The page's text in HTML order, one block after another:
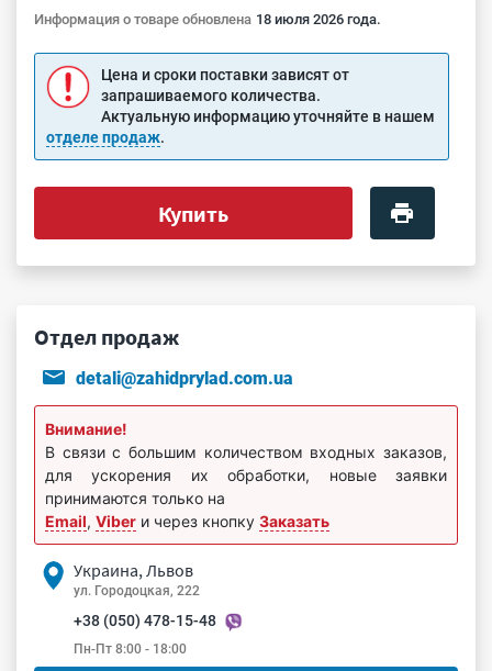
Информация о товаре обновлена 18 июля 2026 года.
Цена и сроки поставки зависят от
запрашиваемого количества.
Актуальную информацию уточняйте в нашем
отделе продаж.
Купить
Отдел продаж
detali@zahidprylad.com.ua
Внимание!
В связи с большим количеством входных заказов,
для ускорения их обработки, новые заявки
принимаются только на
Email, Viber и через кнопку Заказать
Украина, Львов
ул. Городоцкая, 222
+38 (050) 478-15-48
Пн-Пт 8:00 - 18:00